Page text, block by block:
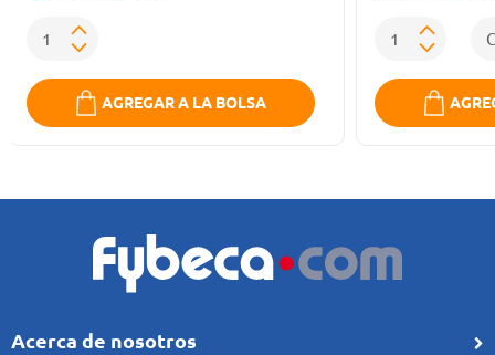
AGREGAR A LA BOLSA
Acerca de nosotros